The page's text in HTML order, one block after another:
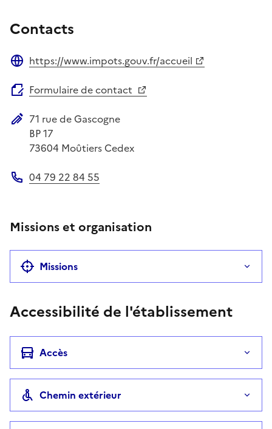
Contacts
https://www.impots.gouv.fr/accueil
Formulaire de contact
Adresse postale
71 rue de Gascogne
BP 17
73604 Moûtiers Cedex
04 79 22 84 55
Missions et organisation
Missions
Accessibilité de l'établissement
Accès
Chemin extérieur